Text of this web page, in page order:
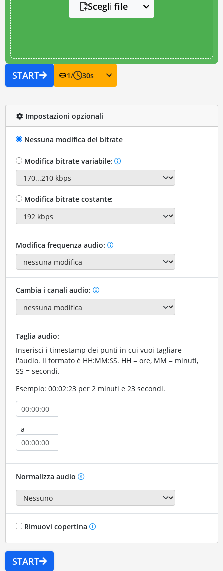
Scegli file
START 1/ 30s
Impostazioni opzionali
Nessuna modifica del bitrate
Modifica bitrate variabile:
Modifica bitrate costante:
Modifica frequenza audio:
Cambia i canali audio:
Taglia audio:
Inserisci i timestamp dei punti in cui vuoi tagliare
l'audio. Il formato è HH:MM:SS. HH = ore, MM = minuti,
SS = secondi.
Esempio: 00:02:23 per 2 minuti e 23 secondi.
a
Normalizza audio
Rimuovi copertina
START